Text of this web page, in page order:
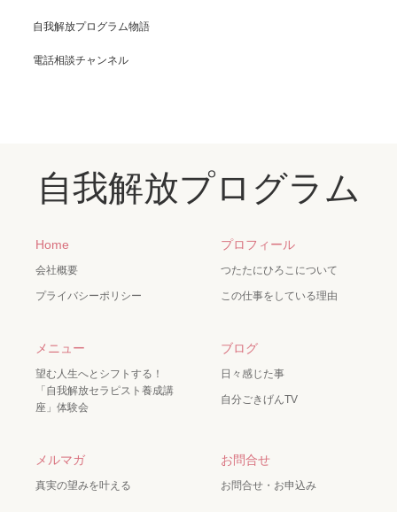
自我解放プログラム物語
電話相談チャンネル
自我解放プログラム
Home
会社概要
プライバシーポリシー
プロフィール
つたたにひろこについて
この仕事をしている理由
メニュー
望む人生へとシフトする！
「自我解放セラピスト養成講
座」体験会
ブログ
日々感じた事
自分ごきげんTV
メルマガ
真実の望みを叶える
お問合せ
お問合せ・お申込み